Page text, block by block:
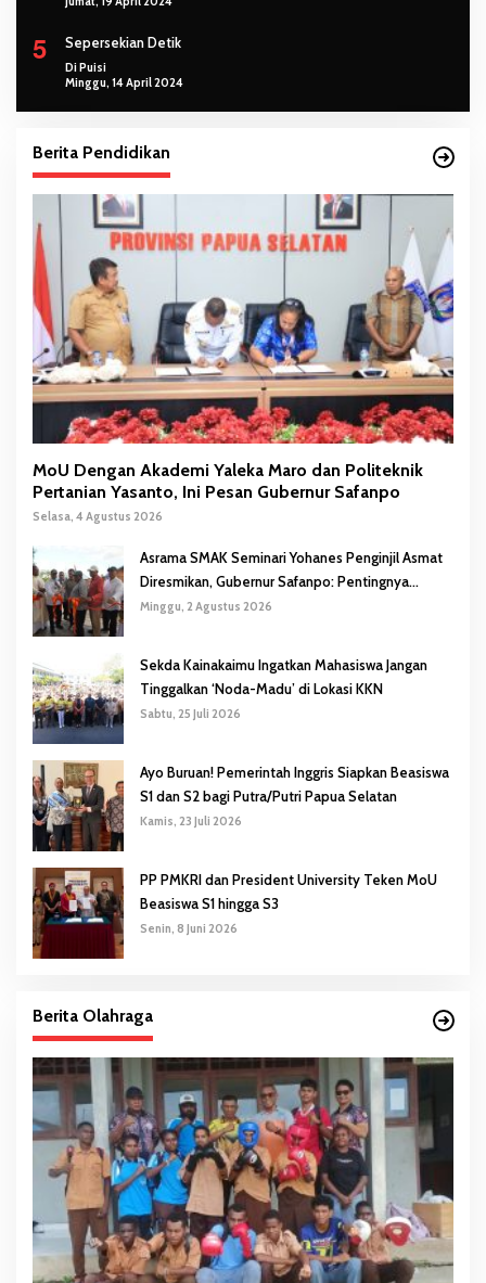
5 Sepersekian Detik
Di Puisi
Minggu, 14 April 2024
Berita Pendidikan
MoU Dengan Akademi Yaleka Maro dan Politeknik
Pertanian Yasanto, Ini Pesan Gubernur Safanpo
Selasa, 4 Agustus 2026
Asrama SMAK Seminari Yohanes Penginjil Asmat
Diresmikan, Gubernur Safanpo: Pentingnya
Pendidikan Karakter
Minggu, 2 Agustus 2026
Sekda Kainakaimu Ingatkan Mahasiswa Jangan
Tinggalkan ‘Noda-Madu’ di Lokasi KKN
Sabtu, 25 Juli 2026
Ayo Buruan! Pemerintah Inggris Siapkan Beasiswa
S1 dan S2 bagi Putra/Putri Papua Selatan
Kamis, 23 Juli 2026
PP PMKRI dan President University Teken MoU
Beasiswa S1 hingga S3
Senin, 8 Juni 2026
Berita Olahraga